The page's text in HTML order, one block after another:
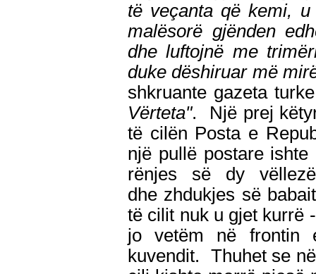
të veçanta që kemi,
malësorë gjënden
dhe luftojnë me
duke dëshiruar më
shkruante gazeta
Vërteta". Një prej
të cilën Posta e
një pullë postare
rënjes së dy
dhe zhdukjes së
të cilit nuk u gjet kurrë
jo vetëm në frontin
kuvendit. Thuhet se